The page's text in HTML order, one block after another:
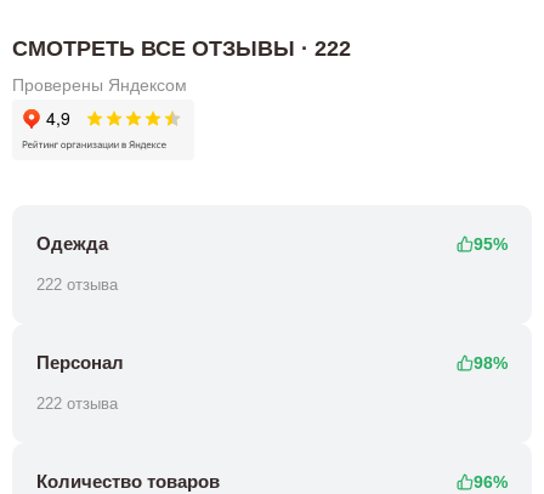
СМОТРЕТЬ ВСЕ ОТЗЫВЫ · 222
Проверены Яндексом
Одежда 95%
222 отзыва
Персонал 98%
222 отзыва
Количество товаров 96%